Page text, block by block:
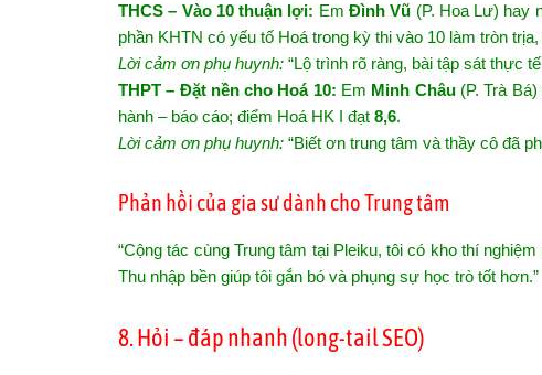
THCS – Vào 10 thuận lợi: Em Đình Vũ (P. Hoa Lư) hay
phần KHTN có yếu tố Hoá trong kỳ thi vào 10 làm tròn
Lời cảm ơn phụ huynh: “Lộ trình rõ ràng, bài tập sát thực
THPT – Đặt nền cho Hoá 10: Em Minh Châu(P. Trà Bá)
hành – báo cáo; điểm Hoá HK I đạt 8,6.
Lời cảm ơn phụ huynh: “Biết ơn trung tâm và thầy cô đã
Phản hồi của gia sư dành cho Trung tâm
“Cộng tác cùng Trung tâm tại Pleiku, tôi có kho thí nghiệm
Thu nhập bền giúp tôi gắn bó và phụng sự học trò tốt hơn.”
8. Hỏi – đáp nhanh (long-tail SEO)